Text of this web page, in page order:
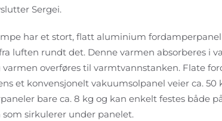
Sergei.
har et stort, flatt aluminium
luften rundt det. Denne varmen absorberes i
varmen overføres til varmtvannstanken. Flate
et konvensjonelt vakuumsolpanel veier ca.
bare ca. 8 kg og kan enkelt festes både
sirkulerer under panelet.